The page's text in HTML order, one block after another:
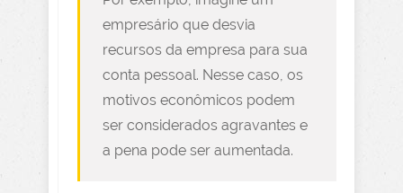
empresário que desvia
recursos da empresa para sua
conta pessoal. Nesse caso, os
motivos econômicos podem
ser considerados agravantes e
a pena pode ser aumentada.